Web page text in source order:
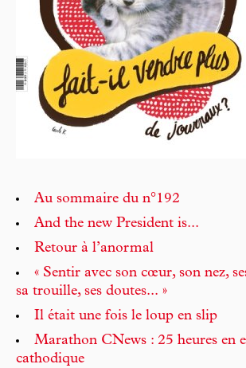
Au sommaire du n°192
And the new President is...
Retour à l’anormal
« Sentir avec son cœur, son nez,
sa trouille, ses doutes... »
Il était une fois le loup en slip
Marathon CNews : 25 heures en
cathodique